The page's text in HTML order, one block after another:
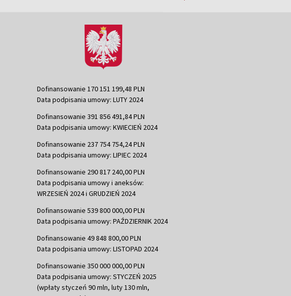
Dofinansowanie 170 151 199,48 PLN
Data podpisania umowy: LUTY 2024
Dofinansowanie 391 856 491,84 PLN
Data podpisania umowy: KWIECIEŃ 2024
Dofinansowanie 237 754 754,24 PLN
Data podpisania umowy: LIPIEC 2024
Dofinansowanie 290 817 240,00 PLN
Data podpisania umowy i aneksów:
WRZESIEŃ 2024 i GRUDZIEŃ 2024
Dofinansowanie 539 800 000,00 PLN
Data podpisania umowy: PAŹDZIERNIK 2024
Dofinansowanie 49 848 800,00 PLN
Data podpisania umowy: LISTOPAD 2024
Dofinansowanie 350 000 000,00 PLN
Data podpisania umowy: STYCZEŃ 2025
(wpłaty styczeń 90 mln, luty 130 mln,